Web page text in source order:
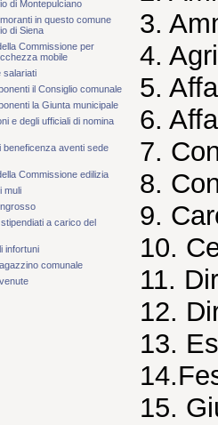
di Montepulciano
in questo comune
di Siena
Commissione per
mobile
salariati
il Consiglio comunale
la Giunta municipale
e degli ufficiali di nomina
beneficenza aventi sede
Commissione edilizia
muli
a carico del
infortuni
comunale
3.
4.
5.
6.
7.
8.
9.
10.
11.
12.
13.
15.